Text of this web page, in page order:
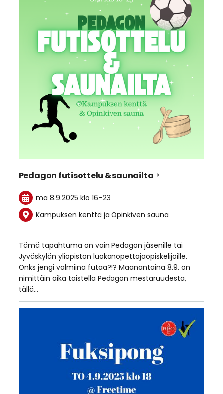
Pedagon futisottelu & saunailta
ma 8.9.2025klo 16–23
Kampuksen kenttä ja Opinkiven sauna
Tämä tapahtuma on vain Pedagon jäsenille tai
Jyväskylän yliopiston luokanopettajaopiskelijoille.
Onks jengi valmiina futaa?!? Maanantaina 8.9. on
nimittäin aika taistella Pedagon mestaruudesta,
tällä…